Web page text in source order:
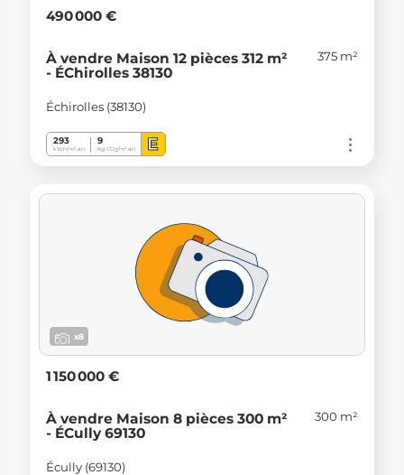
490 000 €
À vendre Maison 12 pièces 312 m²
- ÉChirolles 38130
375 m²
Échirolles (38130)
293
kWh/m².an
9
Kg CO2/m².an E
x8
1 150 000 €
À vendre Maison 8 pièces 300 m²
- ÉCully 69130
300 m²
Écully (69130)